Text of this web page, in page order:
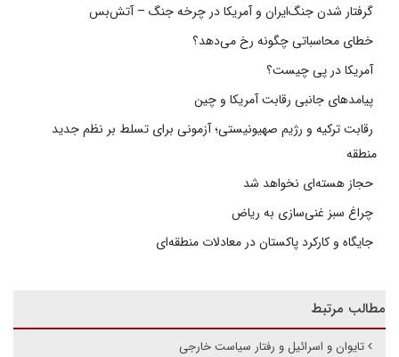
گرفتار شدن جنگ‌ایران و آمریکا در چرخه جنگ – آتش‌بس
خطای محاسباتی چگونه رخ می‌دهد؟
آمریکا در پی چیست؟
پیامدهای جانبی رقابت آمریکا و چین
رقابت ترکیه و رژیم صهیونیستی؛ آزمونی برای تسلط بر نظم جدید
منطقه
حجاز هسته‌ای نخواهد شد
چراغ سبز غنی‌سازی به ریاض
جایگاه و کارکرد پاکستان در معادلات منطقه‌ای
مطالب مرتبط
تایوان و اسرائیل و رفتار سیاست خارجی